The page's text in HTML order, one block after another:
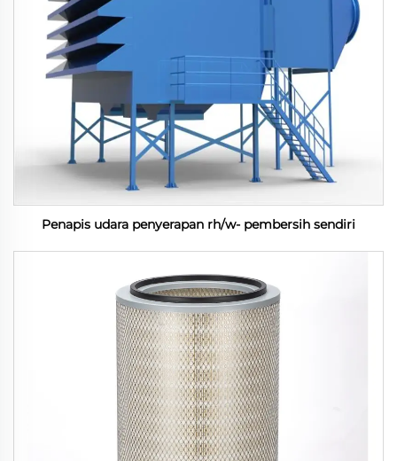
Penapis udara penyerapan rh/w- pembersih sendiri